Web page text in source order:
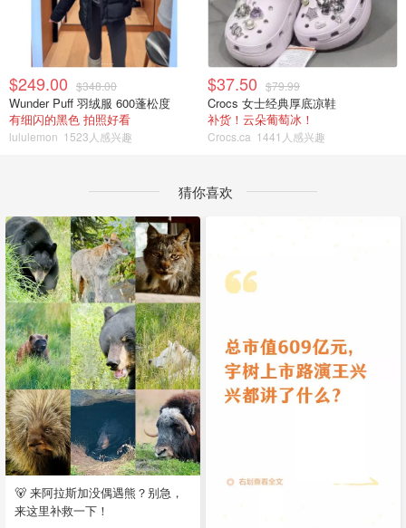
$249.00 $348.00
Wunder Puff 羽绒服 600蓬松度
有细闪的黑色 拍照好看
lululemon 1523人感兴趣
$37.50 $79.99
Crocs 女士经典厚底凉鞋
补货！云朵葡萄冰！
Crocs.ca 1441人感兴趣
猜你喜欢
🐻 来阿拉斯加没偶遇熊？别急，
来这里补救一下！